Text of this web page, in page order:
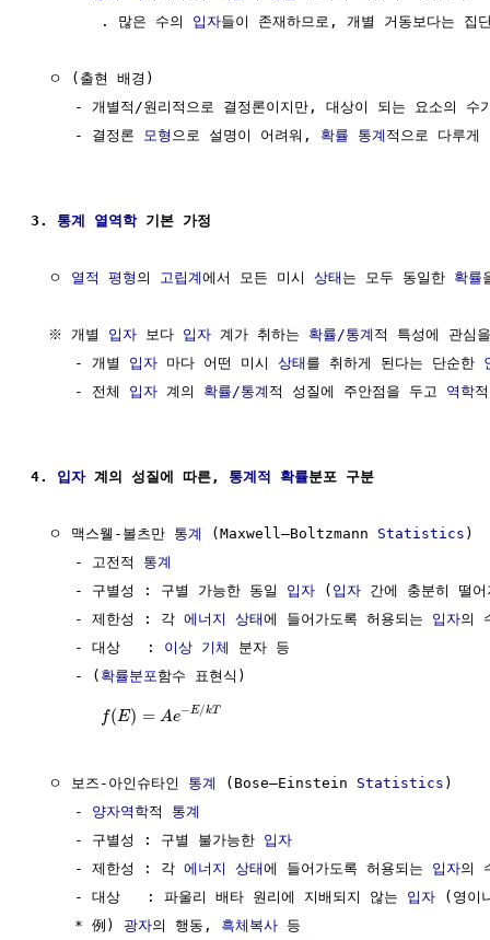
        . 많은 수의
입자들이 존재하므로, 개별 거동보다는 집
  ㅇ (출현 배경)
- 개별적/원리적으로 결정론이지만, 대상이 되는 요소의
     - 결정론
모형 으로 설명이 어려워, 확률 통계 적으로 다루게
3. 통계 열역학 기본 가정
  ㅇ
열적 평형 의 고립계에서 모든 미시 상태 는 모두 동일한 확률
  ※ 개별
입자 보다 입자 계가 취하는 확률/통계 적 특성에 관심
     - 개별
입자 마다 어떤 미시 상태 를 취하게 된다는 단순한
     - 전체
입자 계의 확률/통계 적 성질에 주안점을 두고 역학
4. 입자 계의 성질에 따른, 통계적 확률분포 구분
  ㅇ 맥스웰-볼츠만
통계 (Maxwell–Boltzmann Statistics )
     - 고전적
통계
     - 구별성 : 구별 가능한 동일
입자 ( 입자 간에 충분히 떨
     - 제한성 : 각
에너지 상태에 들어가도록 허용되는 입자의
     - 대상   :
이상 기체
분자 등
     - (
확률분포함수 표현식)
f(E) = Ae−E/kT
  ㅇ 보즈-아인슈타인
통계 (Bose–Einstein Statistics )
     -
양자역학적 통계
     - 구별성 : 구별 불가능한
입자
     - 제한성 : 각
에너지 상태에 들어가도록 허용되는 입자의
     - 대상   : 파울리 배타 원리에 지배되지 않는
입자 (영이
     * 例)
광자의 행동, 흑체복사 등